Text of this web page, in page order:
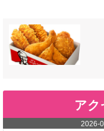
ア
2026-